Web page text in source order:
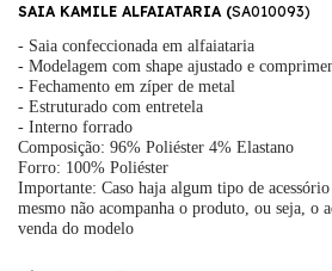
SAIA KAMILE ALFAIATARIA (SA010093)
- Saia confeccionada em alfaiataria
- Modelagem com shape ajustado e
- Fechamento em zíper de metal
- Estruturado com entretela
- Interno forrado
Composição: 96% Poliéster 4% Elastano
Forro: 100% Poliéster
Importante: Caso haja algum tipo de
mesmo não acompanha o produto, ou seja, o
venda do modelo